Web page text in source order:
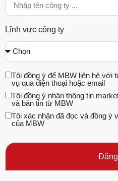
Lĩnh vực công ty
Tôi đồng ý để MBW liên hệ với
vụ qua điện thoại hoặc email
Tôi đồng ý nhận thông tin
và bản tin từ MBW
Tôi xác nhận đã đọc và đồng ý
của MBW